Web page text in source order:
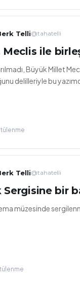
Telli@tahatelli
ile
Büyük Millet
delilleriyle bu
Telli@tahatelli
Sergisine bir
müzesinde